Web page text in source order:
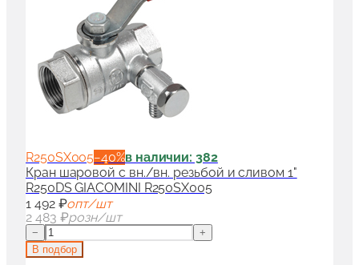
R250SX005−40%в наличии: 382
Кран шаровой с вн./вн. резьбой и сливом 1"
R250DS GIACOMINI R250SX005
1 492 ₽опт/шт
2 483 ₽розн/шт
−
+
В подбор